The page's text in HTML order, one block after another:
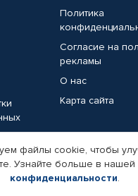
Политика
Согласие на
рекламы
О нас
Карта сайта
Реквизиты
файлы cookie, чтобы
Узнайте больше в нашей
конфиденциальности.